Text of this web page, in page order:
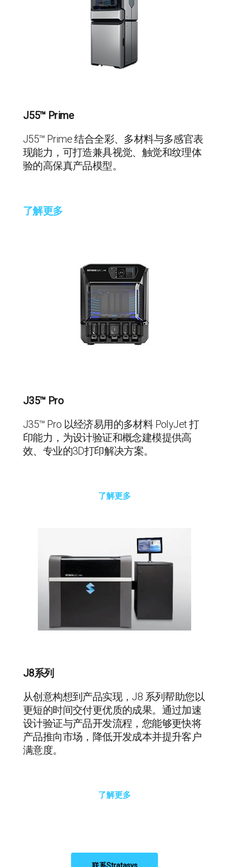
J55™ Prime
J55™ Prime 结合全彩、多材料与多感官表
现能力，可打造兼具视觉、触觉和纹理体
验的高保真产品模型。
了解更多
J35™ Pro
J35™ Pro 以经济易用的多材料 PolyJet 打
印能力，为设计验证和概念建模提供高
效、专业的3D打印解决方案。
了解更多
J8系列
从创意构想到产品实现，J8 系列帮助您以
更短的时间交付更优质的成果。通过加速
设计验证与产品开发流程，您能够更快将
产品推向市场，降低开发成本并提升客户
满意度。
了解更多
联系Stratasys